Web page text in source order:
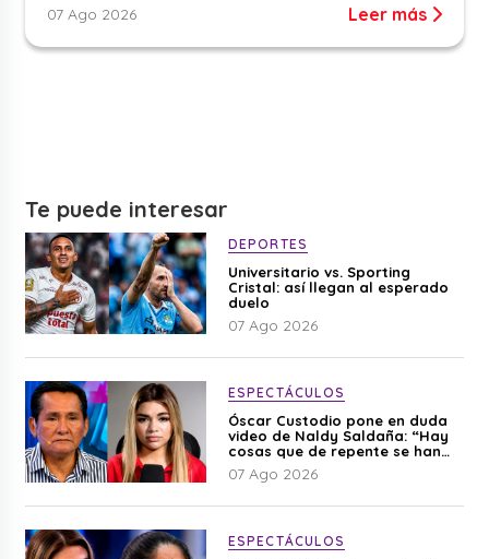
07 Ago 2026 Leer más
Te puede interesar
DEPORTES
Universitario vs. Sporting
Cristal: así llegan al esperado
duelo
07 Ago 2026
ESPECTÁCULOS
Óscar Custodio pone en duda
video de Naldy Saldaña: “Hay
cosas que de repente se han
editado”
07 Ago 2026
ESPECTÁCULOS